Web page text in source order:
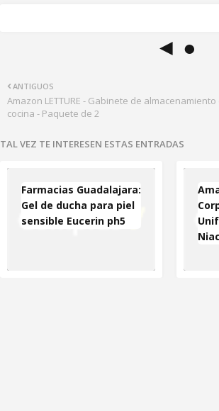
◄ ●
ANTIGUOS
Amazon LETTURE - Gabinete de almacenamiento
cocina - Paquete de 2
TAL VEZ TE INTERESEN ESTAS ENTRADAS
Farmacias Guadalajara:
Gel de ducha para piel
sensible Eucerin ph5